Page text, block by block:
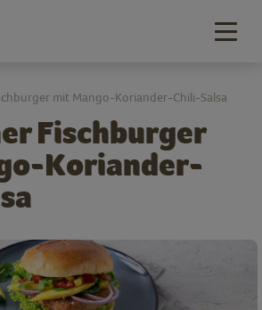
Fischburger
Koriander-
mit Mango-Koriander-Chili-Salsa